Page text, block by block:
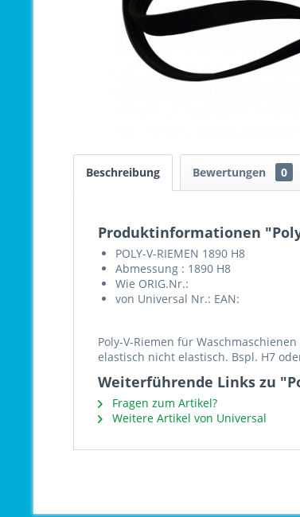
Beschreibung Bewertungen 0
Produktinformationen
POLY-V-RIEMEN 1890 H8
Abmessung : 1890 H8
Wie ORIG.Nr.:
von Universal Nr.: EAN:
Poly-V-Riemen für
elastisch nicht elastisch. Bspl. H7 oder
Weiterführende Links zu
Fragen zum Artikel?
Weitere Artikel von Universal